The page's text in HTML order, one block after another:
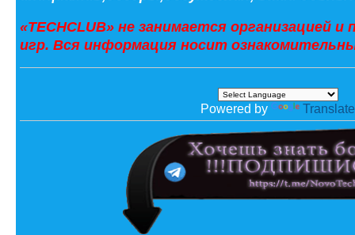
«TECHCLUB» не занимается организацией
игр. Вся информация носит
Powered by Translate